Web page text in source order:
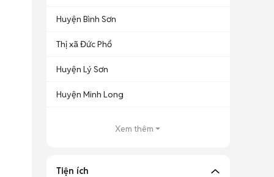
Huyện Bình Sơn
Thị xã Đức Phổ
Huyện Lý Sơn
Huyện Minh Long
Xem thêm
Tiện ích